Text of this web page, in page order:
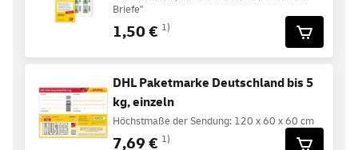
Briefe"
1,50 € 1)
DHL Paketmarke Deutschland bis 5
kg, einzeln
Höchstmaße der Sendung: 120 x 60 x 60 cm
7,69 € 1)